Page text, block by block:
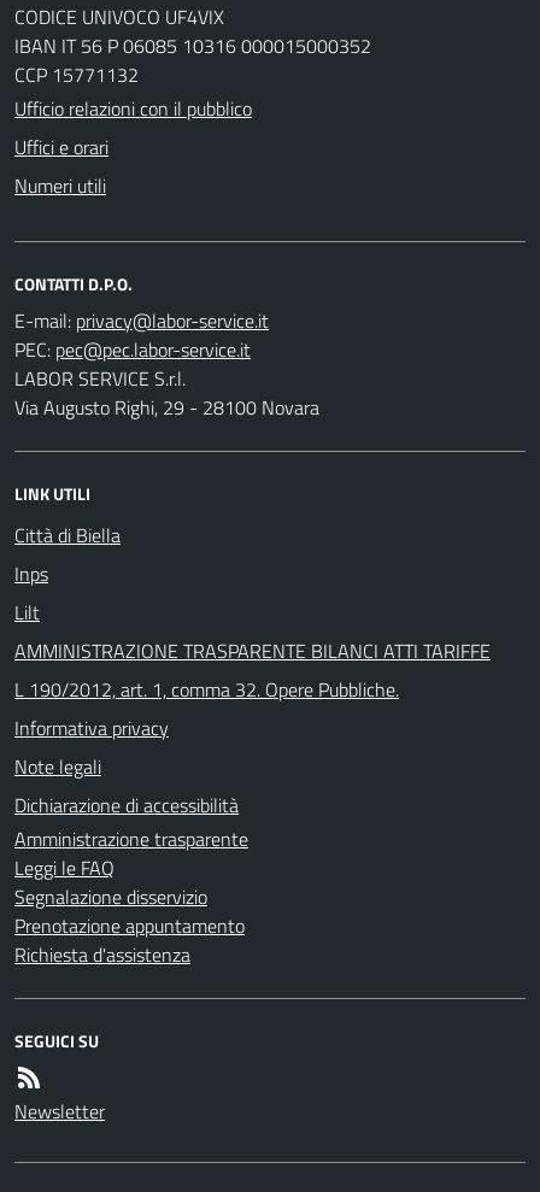
CODICE UNIVOCO UF4VIX
IBAN IT 56 P 06085 10316 000015000352
CCP 15771132
Ufficio relazioni con il pubblico
Uffici e orari
Numeri utili
CONTATTI D.P.O.
E-mail:
PEC:
LABOR SERVICE S.r.l.
Via Augusto Righi, 29 - 28100 Novara
LINK UTILI
Città di Biella
Inps
Lilt
AMMINISTRAZIONE TRASPARENTE BILANCI ATTI TARIFFE
L 190/2012, art. 1, comma 32. Opere Pubbliche.
Informativa privacy
Note legali
Dichiarazione di accessibilità
Amministrazione trasparente
Leggi le FAQ
Segnalazione disservizio
Prenotazione appuntamento
Richiesta d'assistenza
SEGUICI SU
Newsletter